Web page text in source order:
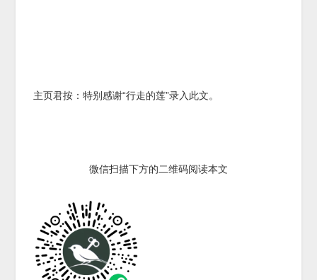
主页君按：特别感谢“行走的莲”录入此文。
微信扫描下方的二维码阅读本文